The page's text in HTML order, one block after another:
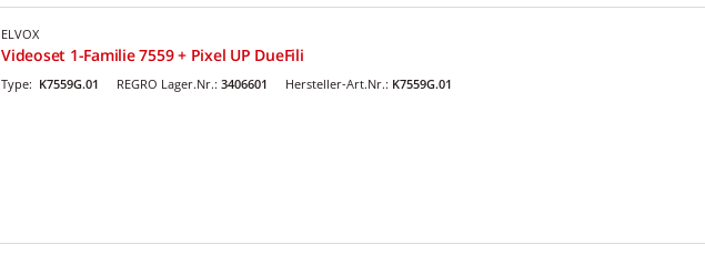
ELVOX
Videoset 1-Familie 7559 + Pixel UP DueFili
REGRO Lager.Nr.: 3406601
Type: K7559G.01 Hersteller-Art.Nr.: K7559G.01